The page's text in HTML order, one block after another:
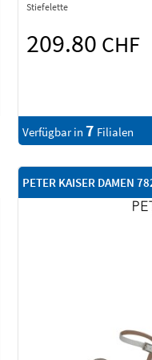
Stiefelette
209.80 CHF
Verfügbar in 7 Filialen
PETER KAISER DAMEN